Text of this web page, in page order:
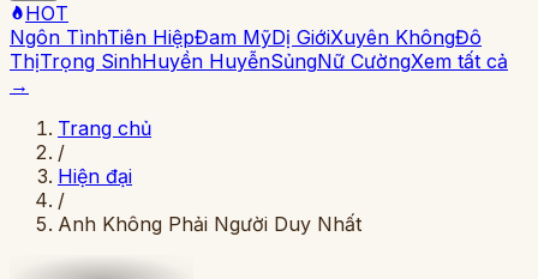
HOT
Ngôn TìnhTiên HiệpĐam MỹDị GiớiXuyên KhôngĐô
ThịTrọng SinhHuyền HuyễnSủngNữ CườngXem tất cả
→
Trang chủ
/
Hiện đại
/
Anh Không Phải Người Duy Nhất